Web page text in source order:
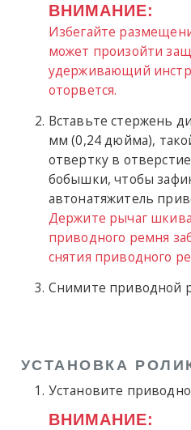
ВНИМАНИЕ:
Избегайте
может произойти
удерживающий
оторвется.
Вставьте стержень
мм (0,24 дюйма),
отвертку в
бобышки, чтобы
автонатяжитель
Держите рычаг
приводного ремня
снятия приводного
Снимите приводной
УСТАНОВКА
Установите
ВНИМАНИЕ: